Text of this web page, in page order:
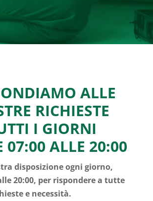
ALLE
RICHIESTE
I GIORNI
07:00 ALLE 20:00
disposizione ogni giorno,
20:00, per rispondere a tutte
e necessità.